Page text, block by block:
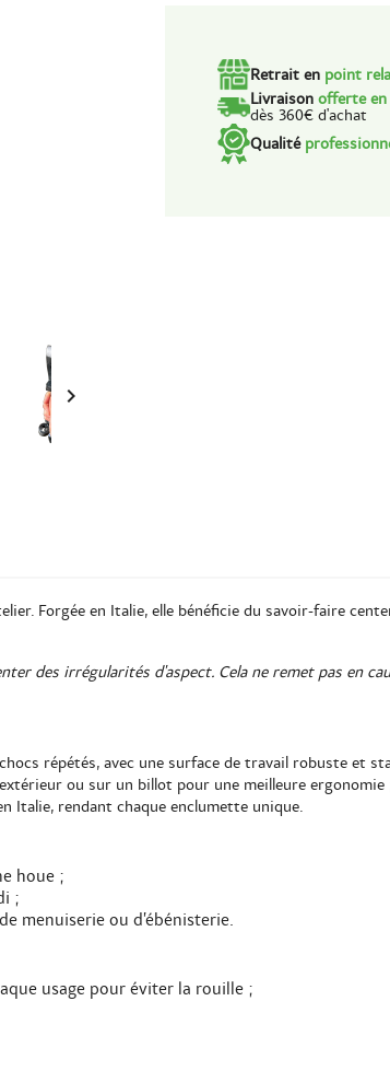

Retrait en point
Livraison offerte en
dès 360€ d'achat
Qualité
Forgée en Italie, elle bénéficie du savoir-faire
des irrégularités d'aspect. Cela ne remet pas en
répétés, avec une surface de travail robuste et
ou sur un billot pour une meilleure ergonomie
Italie, rendant chaque enclumette unique.
houe ;
;
menuiserie ou d’ébénisterie.
usage pour éviter la rouille ;